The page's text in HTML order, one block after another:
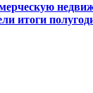
итоги